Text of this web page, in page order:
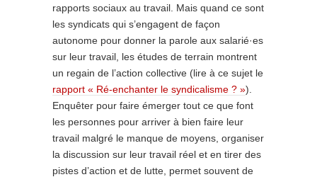
rapports sociaux au travail. Mais quand ce sont
les syndicats qui s’engagent de façon
autonome pour donner la parole aux salarié·es
sur leur travail, les études de terrain montrent
un regain de l’action collective (lire à ce sujet le
rapport « Ré-enchanter le syndicalisme ? »).
Enquêter pour faire émerger tout ce que font
les personnes pour arriver à bien faire leur
travail malgré le manque de moyens, organiser
la discussion sur leur travail réel et en tirer des
pistes d’action et de lutte, permet souvent de